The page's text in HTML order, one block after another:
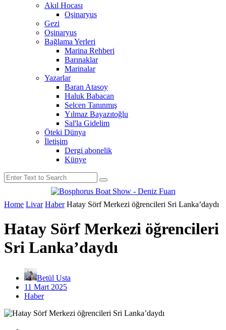
Akıl Hocası
Oşinaryus
Gezi
Oşinaryus
Bağlama Yerleri
Marina Rehberi
Barınaklar
Marinalar
Yazarlar
Baran Atasoy
Haluk Babacan
Selcen Tanınmış
Yılmaz Bayazıtoğlu
Sal'la Gidelim
Öteki Dünya
İletişim
Dergi abonelik
Künye
Home Livar Haber Hatay Sörf Merkezi öğrencileri Sri Lanka’daydı
Hatay Sörf Merkezi öğrencileri
Sri Lanka’daydı
Betül Usta
11 Mart 2025
Haber